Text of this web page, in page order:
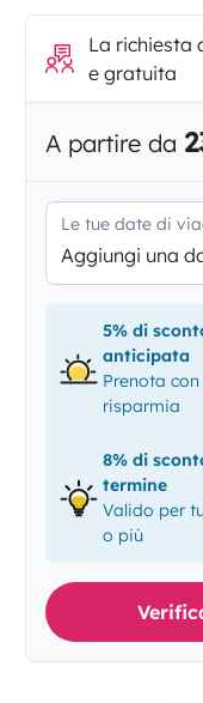
La richiesta
e gratuita
A partire da
Le tue date di
Aggiungi una
5% di
anticipata
Prenota
risparmia
8% di
termine
Valido per
o più